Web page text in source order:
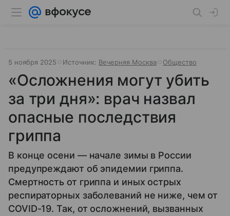
5 ноября 2025 Источник: Вечерняя Москва Общество
«Осложнения могут убить
за три дня»: врач назвал
опасные последствия
гриппа
В конце осени — начале зимы в России
предупреждают об эпидемии гриппа.
Смертность от гриппа и иных острых
респираторных заболеваний не ниже, чем от
COVID-19. Так, от осложнений, вызванных